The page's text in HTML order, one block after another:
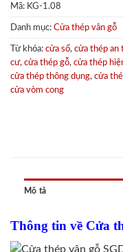
Mã: KG-1.08
Danh mục: Cửa thép vân gỗ
Từ khóa: cửa sổ, cửa thép an
cư, cửa thép gỗ, cửa thép
cửa thép thông dụng, cửa
cửa vòm cong
Mô tả
Thông tin về Cửa